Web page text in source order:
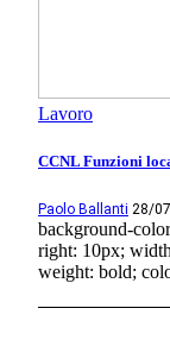
Lavoro
CCNL Funzioni
Paolo Ballanti 28/
background-
right: 10px;
weight: bold;